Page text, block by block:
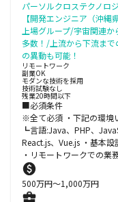
パーソルクロステクノロ
【開発エンジニア（沖
上場グループ/宇宙関連
多数！/上流から下流ま
の異動も可能！
リモートワーク
副業OK
モダンな技術を採用
技術試験なし
残業20時間以下
■必須条件
※全て必須 ・下記の環境
┗言語:Java、PHP、
React.js、Vue.js ・基本
・リモートワークでの業
500万円〜1,000万円